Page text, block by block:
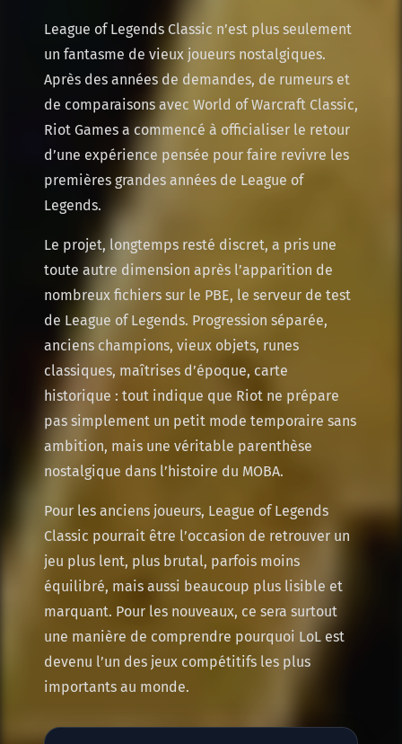
League of Legends Classic n’est plus seulement
un fantasme de vieux joueurs nostalgiques.
Après des années de demandes, de rumeurs et
de comparaisons avec World of Warcraft Classic,
Riot Games a commencé à officialiser le retour
d’une expérience pensée pour faire revivre les
premières grandes années de League of
Legends.
Le projet, longtemps resté discret, a pris une
toute autre dimension après l’apparition de
nombreux fichiers sur le PBE, le serveur de test
de League of Legends. Progression séparée,
anciens champions, vieux objets, runes
classiques, maîtrises d’époque, carte
historique : tout indique que Riot ne prépare
pas simplement un petit mode temporaire sans
ambition, mais une véritable parenthèse
nostalgique dans l’histoire du MOBA.
Pour les anciens joueurs, League of Legends
Classic pourrait être l’occasion de retrouver un
jeu plus lent, plus brutal, parfois moins
équilibré, mais aussi beaucoup plus lisible et
marquant. Pour les nouveaux, ce sera surtout
une manière de comprendre pourquoi LoL est
devenu l’un des jeux compétitifs les plus
importants au monde.